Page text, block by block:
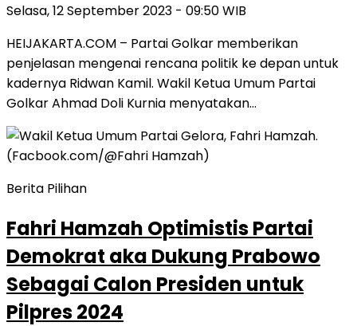
Selasa, 12 September 2023 - 09:50 WIB
HEIJAKARTA.COM – Partai Golkar memberikan
penjelasan mengenai rencana politik ke depan untuk
kadernya Ridwan Kamil. Wakil Ketua Umum Partai
Golkar Ahmad Doli Kurnia menyatakan…
Berita Pilihan
Fahri Hamzah Optimistis Partai
Demokrat aka Dukung Prabowo
Sebagai Calon Presiden untuk
Pilpres 2024